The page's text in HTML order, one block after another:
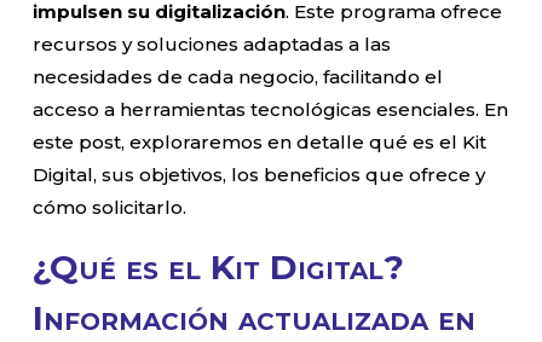
impulsen su digitalización. Este programa ofrece
recursos y soluciones adaptadas a las
necesidades de cada negocio, facilitando el
acceso a herramientas tecnológicas esenciales. En
este post, exploraremos en detalle qué es el Kit
Digital, sus objetivos, los beneficios que ofrece y
cómo solicitarlo.
¿Qué es el Kit Digital?
Información actualizada en